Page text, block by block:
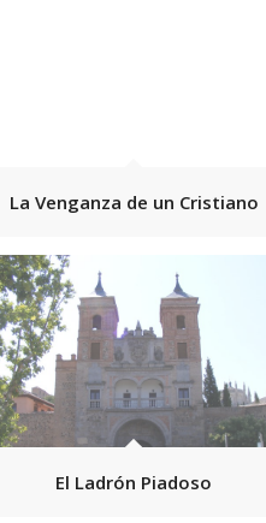
La Venganza de un Cristiano
El Ladrón Piadoso